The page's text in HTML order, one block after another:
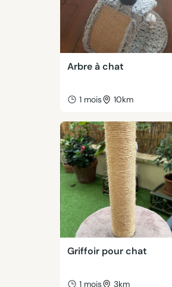
Arbre à chat
1 mois 10km
Griffoir pour chat
1 mois 3km